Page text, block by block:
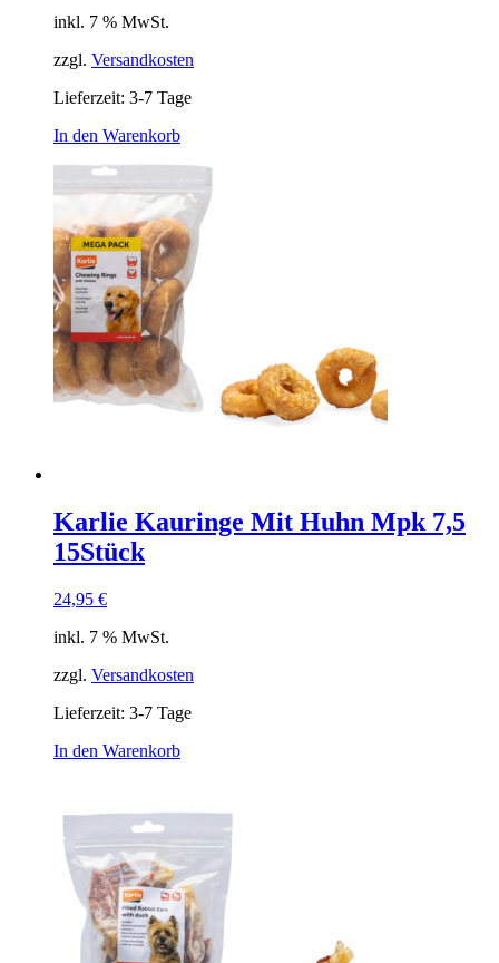
inkl. 7 % MwSt.
zzgl. Versandkosten
Lieferzeit: 3-7 Tage
In den Warenkorb
Karlie Kauringe Mit Huhn Mpk 7,5
15Stück
24,95 €
inkl. 7 % MwSt.
zzgl. Versandkosten
Lieferzeit: 3-7 Tage
In den Warenkorb